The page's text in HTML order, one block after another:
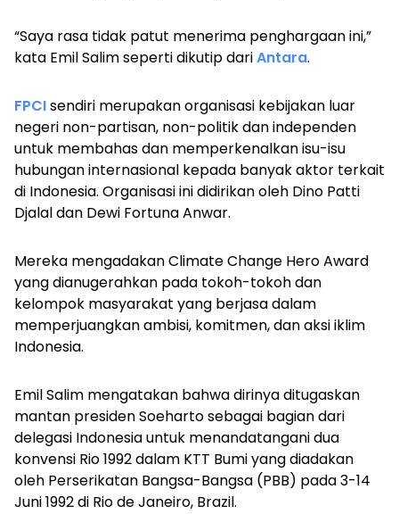
“Saya rasa tidak patut menerima penghargaan ini,”
kata Emil Salim seperti dikutip dariAntara.
FPCIsendiri merupakan organisasi kebijakan luar
negeri non-partisan, non-politik dan independen
untuk membahas dan memperkenalkan isu-isu
hubungan internasional kepada banyak aktor terkait
di Indonesia. Organisasi ini didirikan oleh Dino Patti
Djalal dan Dewi Fortuna Anwar.
Mereka mengadakanClimate Change Hero Award
yang dianugerahkan pada tokoh-tokoh dan
kelompok masyarakat yang berjasa dalam
memperjuangkan ambisi, komitmen, dan aksi iklim
Indonesia.
Emil Salim mengatakan bahwa dirinya ditugaskan
mantan presiden Soeharto sebagai bagian dari
delegasi Indonesia untuk menandatangani dua
konvensi Rio 1992 dalam KTT Bumi yang diadakan
oleh Perserikatan Bangsa-Bangsa (PBB) pada 3-14
Juni 1992 di Rio de Janeiro, Brazil.